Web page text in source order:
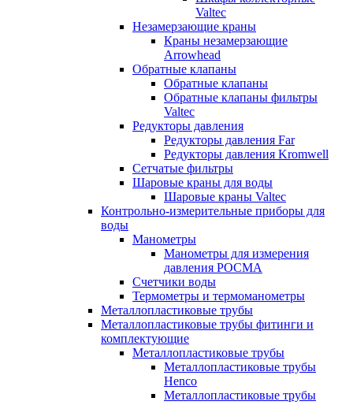
Valtec
Незамерзающие краны
Краны незамерзающие
Arrowhead
Обратные клапаны
Обратные клапаны
Обратные клапаны фильтры
Valtec
Редукторы давления
Редукторы давления Far
Редукторы давления Kromwell
Сетчатые фильтры
Шаровые краны для воды
Шаровые краны Valtec
Контрольно-измерительные приборы для
воды
Манометры
Манометры для измерения
давления РОСМА
Счетчики воды
Термометры и термоманометры
Металлопластиковые трубы
Металлопластиковые трубы фитинги и
комплектующие
Металлопластиковые трубы
Металлопластиковые трубы
Henco
Металлопластиковые трубы